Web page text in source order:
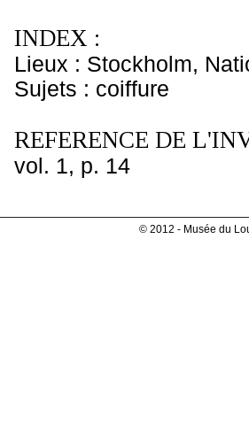
INDEX :
Lieux : Stockholm,
Sujets : coiffure
REFERENCE DE
vol. 1, p. 14
© 2012 - Musée du